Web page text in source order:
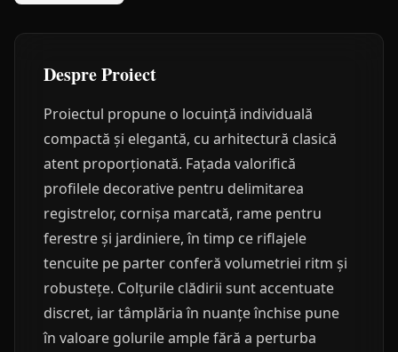
Despre Proiect
Proiectul propune o locuință individuală
compactă și elegantă, cu arhitectură clasică
atent proporționată. Fațada valorifică
profilele decorative pentru delimitarea
registrelor, cornișa marcată, rame pentru
ferestre și jardiniere, în timp ce riflajele
tencuite pe parter conferă volumetriei ritm și
robustețe. Colțurile clădirii sunt accentuate
discret, iar tâmplăria în nuanțe închise pune
în valoare golurile ample fără a perturba